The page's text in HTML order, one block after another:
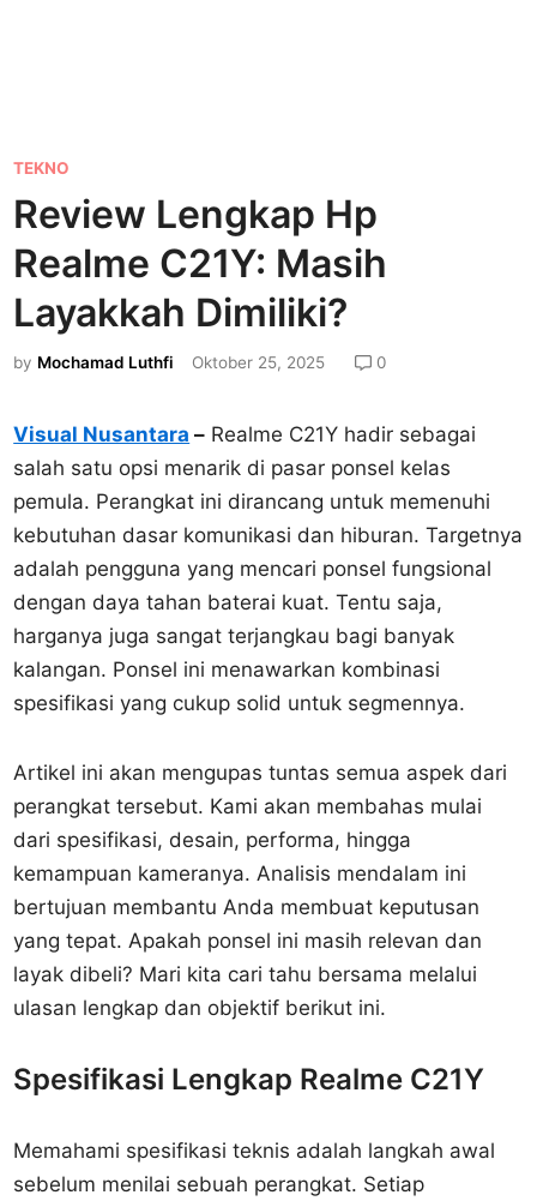
P
o
s
e
d
i
TEKNO
Review Lengkap Hp
Realme C21Y: Masih
Layakkah Dimiliki?
by Mochamad Luthfi Oktober 25, 2025 0
Visual Nusantara – Realme C21Y hadir sebagai
salah satu opsi menarik di pasar ponsel kelas
pemula. Perangkat ini dirancang untuk memenuhi
kebutuhan dasar komunikasi dan hiburan. Targetnya
adalah pengguna yang mencari ponsel fungsional
dengan daya tahan baterai kuat. Tentu saja,
harganya juga sangat terjangkau bagi banyak
kalangan. Ponsel ini menawarkan kombinasi
spesifikasi yang cukup solid untuk segmennya.
Artikel ini akan mengupas tuntas semua aspek dari
perangkat tersebut. Kami akan membahas mulai
dari spesifikasi, desain, performa, hingga
kemampuan kameranya. Analisis mendalam ini
bertujuan membantu Anda membuat keputusan
yang tepat. Apakah ponsel ini masih relevan dan
layak dibeli? Mari kita cari tahu bersama melalui
ulasan lengkap dan objektif berikut ini.
Spesifikasi Lengkap Realme C21Y
Memahami spesifikasi teknis adalah langkah awal
sebelum menilai sebuah perangkat. Setiap